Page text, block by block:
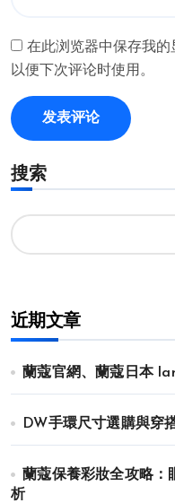
在此浏览器中保存我的
以便下次评论时使用。
搜索
近期文章
蘭蔻官網、蘭蔻日本
DW手環尺寸選購與穿
蘭蔻保養彩妝全攻略：
析